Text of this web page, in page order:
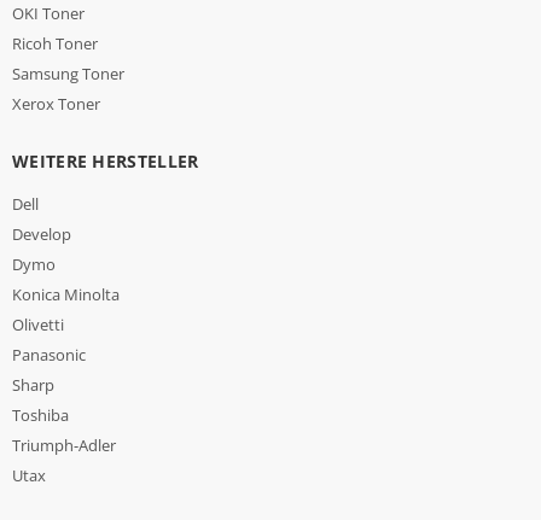
OKI Toner
Ricoh Toner
Samsung Toner
Xerox Toner
WEITERE HERSTELLER
Dell
Develop
Dymo
Konica Minolta
Olivetti
Panasonic
Sharp
Toshiba
Triumph-Adler
Utax